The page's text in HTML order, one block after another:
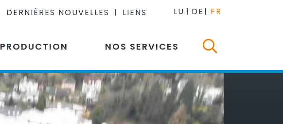
DERNIÈRES NOUVELLES LIENS LU DE FR
PRODUCTION NOS SERVICES